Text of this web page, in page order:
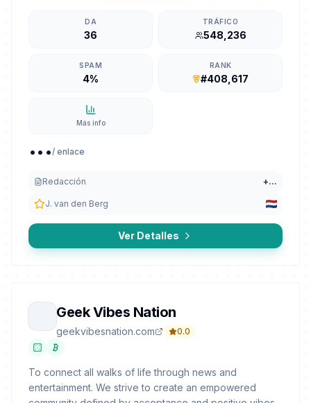
DA
36
TRÁFICO
548,236
SPAM
4%
RANK
#408,617
Más info
.../ enlace
Redacción +...
J. van den Berg
Ver Detalles
Geek Vibes Nation
geekvibesnation.com 0.0
To connect all walks of life through news and
entertainment. We strive to create an empowered